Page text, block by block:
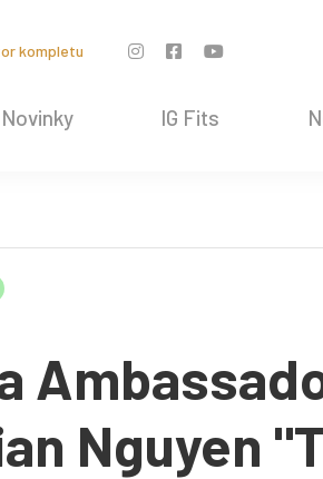
kompletu
Novinky IG Fits
Nguyen